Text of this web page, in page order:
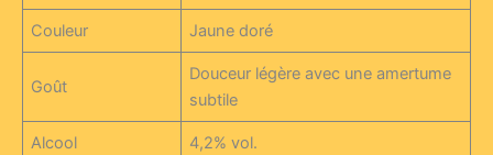
Couleur Jaune doré
Goût
Douceur légère avec une amertume
subtile
Alcool 4,2% vol.